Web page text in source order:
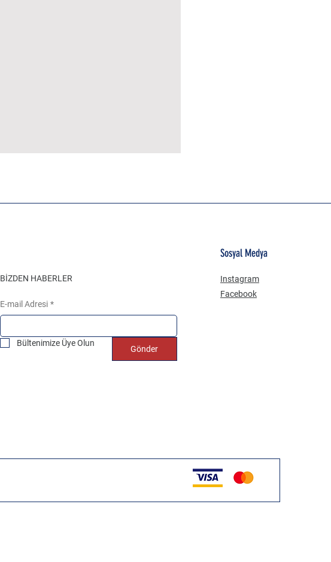
BİZDEN HABERLER
E-mail Adresi *
Bültenimize Üye Olun
Gönder
Sosyal Medya
Instagram
Facebook